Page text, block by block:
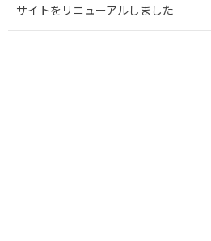
サイトをリニューアルしました